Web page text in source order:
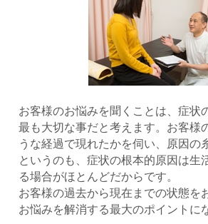
お客様のお悩みを聞くことは、症状
最も大切な事だと考えます。お客様
うな経過で現れたかを伺い、原因の
というのも、症状の根本的原因は生
る場合がほとんどだからです。
お客様の過去から現在までの状態を
お悩みを解消する最大のポイントに